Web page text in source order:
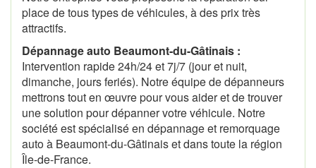
place de tous types de véhicules, à des prix très
attractifs.
Dépannage auto Beaumont-du-Gâtinais :
Intervention rapide 24h/24 et 7j/7 (jour et nuit,
dimanche, jours feriés). Notre équipe de dépanneurs
mettrons tout en œuvre pour vous aider et de trouver
une solution pour dépanner votre véhicule. Notre
société est spécialisé en dépannage et remorquage
auto à Beaumont-du-Gâtinais et dans toute la région
Île-de-France.